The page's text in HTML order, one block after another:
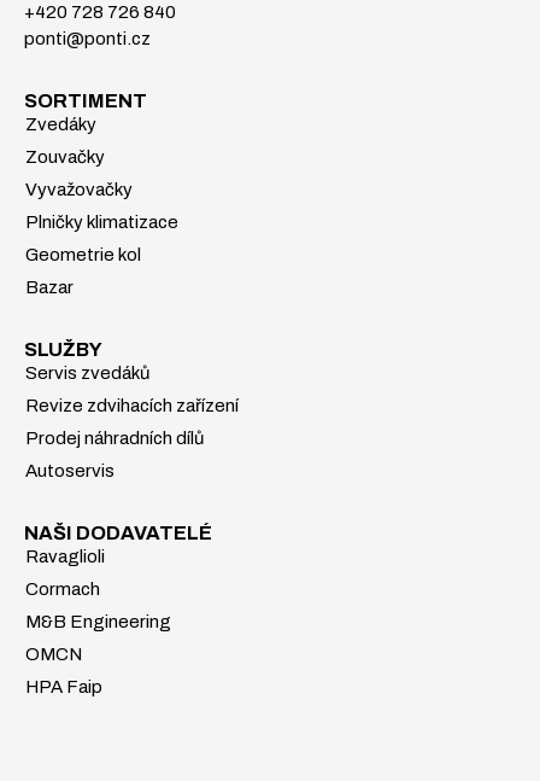
+420 728 726 840
ponti@ponti.cz
SORTIMENT
Zvedáky
Zouvačky
Vyvažovačky
Plničky klimatizace
Geometrie kol
Bazar
SLUŽBY
Servis zvedáků
Revize zdvihacích zařízení
Prodej náhradních dílů
Autoservis
NAŠI DODAVATELÉ
Ravaglioli
Cormach
M&B Engineering
OMCN
HPA Faip